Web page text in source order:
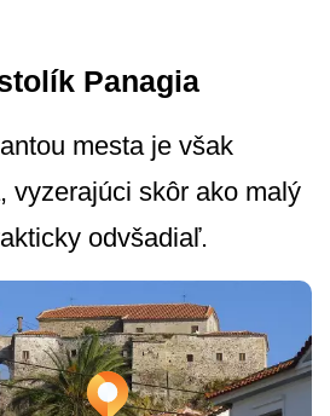
Panagia
mesta je však
vyzerajúci skôr ako malý
odvšadiaľ.